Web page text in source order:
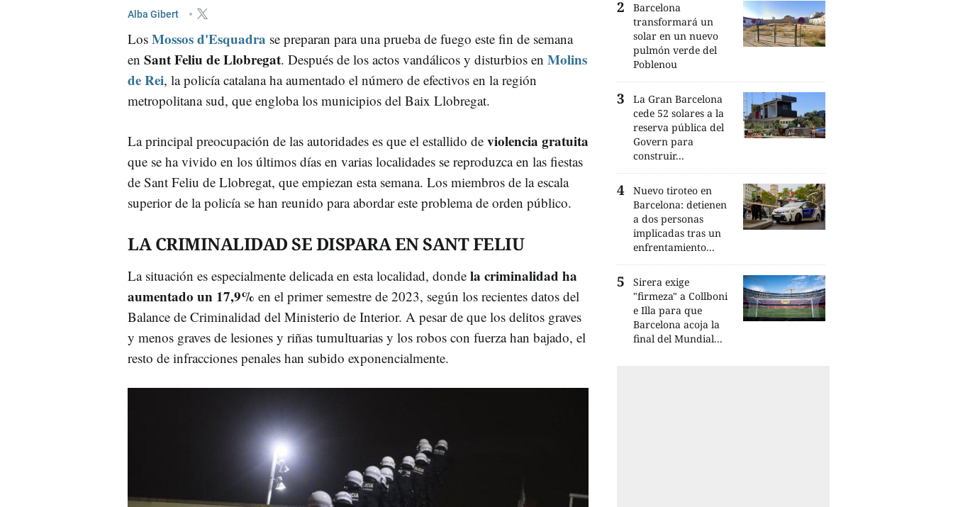
Alba Gibert
Los Mossos d'Esquadra se preparan para una prueba de fuego este fin de semana
en Sant Feliu de Llobregat. Después de los actos vandálicos y disturbios en Molins
de Rei, la policía catalana ha aumentado el número de efectivos en la región
metropolitana sud, que engloba los municipios del Baix Llobregat.
La principal preocupación de las autoridades es que el estallido de violencia gratuita
que se ha vivido en los últimos días en varias localidades se reproduzca en las fiestas
de Sant Feliu de Llobregat, que empiezan esta semana. Los miembros de la escala
superior de la policía se han reunido para abordar este problema de orden público.
LA CRIMINALIDAD SE DISPARA EN SANT FELIU
La situación es especialmente delicada en esta localidad, donde la criminalidad ha
aumentado un 17,9% en el primer semestre de 2023, según los recientes datos del
Balance de Criminalidad del Ministerio de Interior. A pesar de que los delitos graves
y menos graves de lesiones y riñas tumultuarias y los robos con fuerza han bajado, el
resto de infracciones penales han subido exponencialmente.
Barcelona
transformará un
solar en un nuevo
pulmón verde del
Poblenou
La Gran Barcelona
cede 52 solares a la
reserva pública del
Govern para
construir...
Nuevo tiroteo en
Barcelona: detienen
a dos personas
implicadas tras un
enfrentamiento...
Sirera exige
"firmeza" a Collboni
e Illa para que
Barcelona acoja la
final del Mundial...